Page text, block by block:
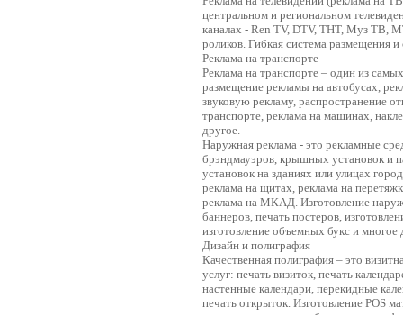
центральном и региональном
каналах - Ren TV, DTV, ТНТ, Муз ТВ,
роликов. Гибкая система размещения и
Реклама на транспорте
Реклама на транспорте – один из
размещение рекламы на автобусах,
звуковую рекламу, распространение
транспорте, реклама на машинах,
другое.
Наружная реклама - это рекламные
брэндмауэров, крышных установок и
установок на зданиях или улицах
реклама на щитах, реклама на
реклама на МКАД. Изготовление
баннеров, печать постеров,
изготовление объемных букс и многое
Дизайн и полиграфия
Качественная полиграфия – это
услуг: печать визиток, печать
настенные календари, перекидные
печать открыток. Изготовление POS